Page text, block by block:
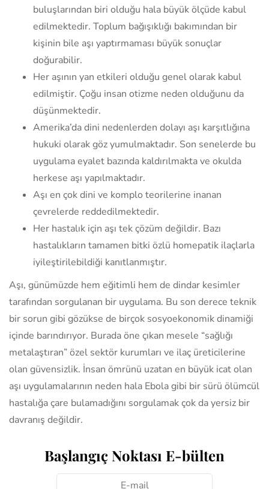
buluşlarından biri olduğu hala büyük ölçüde kabul
edilmektedir. Toplum bağışıklığı bakımından bir
kişinin bile aşı yaptırmaması büyük sonuçlar
doğurabilir.
Her aşının yan etkileri olduğu genel olarak kabul
edilmiştir. Çoğu insan otizme neden olduğunu da
düşünmektedir.
Amerika’da dini nedenlerden dolayı aşı karşıtlığına
hukuki olarak göz yumulmaktadır. Son senelerde bu
uygulama eyalet bazında kaldırılmakta ve okulda
herkese aşı yapılmaktadır.
Aşı en çok dini ve komplo teorilerine inanan
çevrelerde reddedilmektedir.
Her hastalık için aşı tek çözüm değildir. Bazı
hastalıkların tamamen bitki özlü homepatik ilaçlarla
iyileştirilebildiği kanıtlanmıştır.
Aşı, günümüzde hem eğitimli hem de dindar kesimler
tarafından sorgulanan bir uygulama. Bu son derece teknik
bir sorun gibi gözükse de birçok sosyoekonomik dinamiği
içinde barındırıyor. Burada öne çıkan mesele “sağlığı
metalaştıran” özel sektör kurumları ve ilaç üreticilerine
olan güvensizlik. İnsan ömrünü uzatan en büyük icat olan
aşı uygulamalarının neden hala Ebola gibi bir sürü ölümcül
hastalığa çare bulamadığını sorgulamak çok da yersiz bir
davranış değildir.
Başlangıç Noktası E-bülten